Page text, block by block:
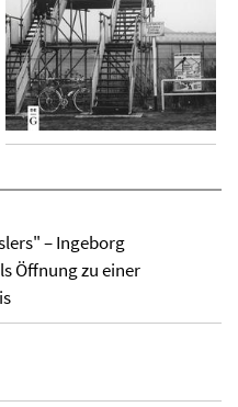
– Ingeborg
Öffnung zu einer